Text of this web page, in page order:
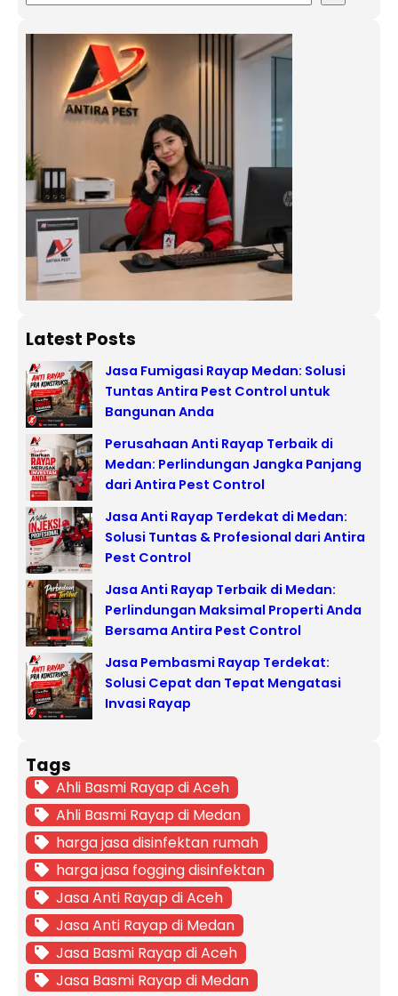
Latest Posts
Jasa Fumigasi Rayap Medan: Solusi
Tuntas Antira Pest Control untuk
Bangunan Anda
Perusahaan Anti Rayap Terbaik di
Medan: Perlindungan Jangka Panjang
dari Antira Pest Control
Jasa Anti Rayap Terdekat di Medan:
Solusi Tuntas & Profesional dari Antira
Pest Control
Jasa Anti Rayap Terbaik di Medan:
Perlindungan Maksimal Properti Anda
Bersama Antira Pest Control
Jasa Pembasmi Rayap Terdekat:
Solusi Cepat dan Tepat Mengatasi
Invasi Rayap
Tags
Ahli Basmi Rayap di Aceh
Ahli Basmi Rayap di Medan
harga jasa disinfektan rumah
harga jasa fogging disinfektan
Jasa Anti Rayap di Aceh
Jasa Anti Rayap di Medan
Jasa Basmi Rayap di Aceh
Jasa Basmi Rayap di Medan